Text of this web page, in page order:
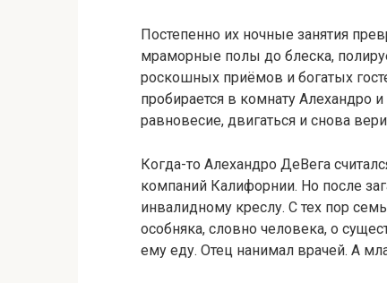
Постепенно их ночные занятия
мраморные полы до блеска,
роскошных приёмов и богатых
пробирается в комнату Алехандро
равновесие, двигаться и снова
Когда-то Алехандро ДеВега
компаний Калифорнии. Но после
инвалидному креслу. С тех пор
особняка, словно человека, о
ему еду. Отец нанимал врачей. А